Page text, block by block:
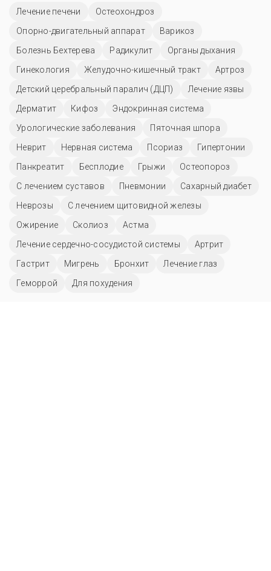
Лечение печени
Остеохондроз
Опорно-двигательный аппарат
Варикоз
Болезнь Бехтерева
Радикулит
Органы дыхания
Гинекология
Желудочно-кишечный тракт
Артроз
Детский церебральный паралич (ДЦП)
Лечение язвы
Дерматит
Кифоз
Эндокринная система
Урологические заболевания
Пяточная шпора
Неврит
Нервная система Псориаз
Гипертонии
Панкреатит
Бесплодие Грыжи
Остеопороз
С лечением суставов
Пневмонии
Сахарный диабет
Неврозы
С лечением щитовидной железы
Ожирение
Сколиоз
Астма
Лечение сердечно-сосудистой системы
Артрит
Гастрит
Мигрень Бронхит
Лечение глаз
Геморрой
Для похудения